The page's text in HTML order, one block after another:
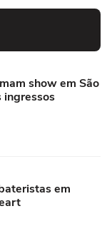
show em São
ingressos
em